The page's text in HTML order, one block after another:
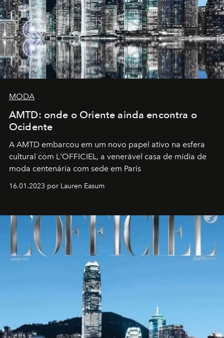
MODA
AMTD: onde o Oriente ainda encontra o
Ocidente
A AMTD embarcou em um novo papel ativo na esfera
cultural com L'OFFICIEL, a venerável casa de mídia de
moda centenária com sede em Paris
16.01.2023 por Lauren Easum